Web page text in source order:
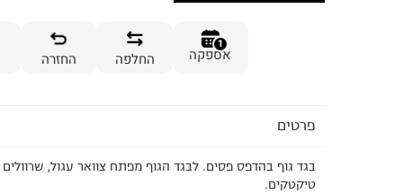
1
אספקה החלפה החזרה
פרטים
בגד גוף בהדפס פסים. לבגד הגוף מפתח צוואר עגול, שרוולים
טיקטקים.